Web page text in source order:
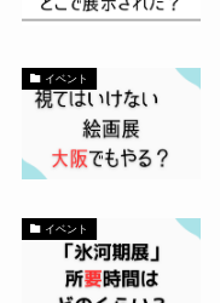
イベント
イベント